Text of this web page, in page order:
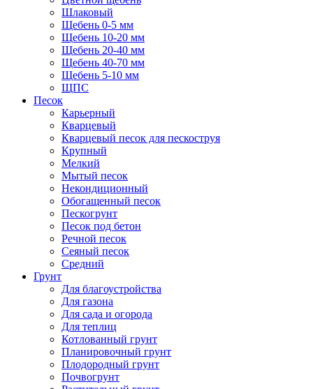
Шлаковый
Щебень 0-5 мм
Щебень 10-20 мм
Щебень 20-40 мм
Щебень 40-70 мм
Щебень 5-10 мм
ЩПС
Песок
Карьерный
Кварцевый
Кварцевый песок для пескоструя
Крупный
Мелкий
Мытый песок
Некондиционный
Обогащенный песок
Пескогрунт
Песок под бетон
Речной песок
Сеяный песок
Средний
Грунт
Для благоустройства
Для газона
Для сада и огорода
Для теплиц
Котлованный грунт
Планировочный грунт
Плодородный грунт
Почвогрунт